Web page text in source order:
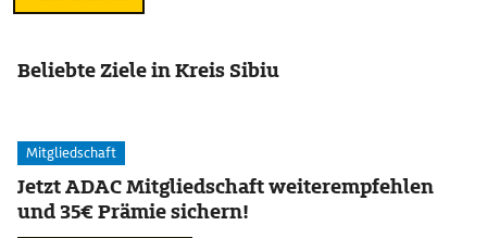
Beliebte Ziele in Kreis Sibiu
Mitgliedschaft
Jetzt ADAC Mitgliedschaft weiterempfehlen
und 35€ Prämie sichern!